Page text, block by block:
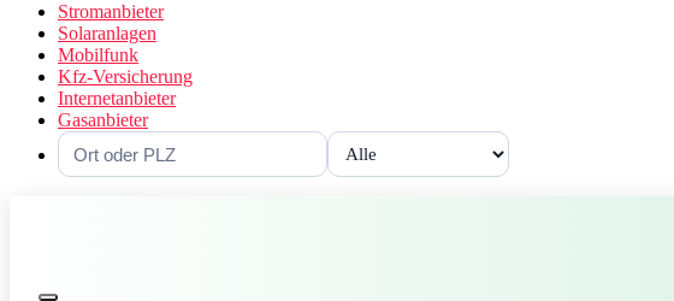
Stromanbieter
Solaranlagen
Mobilfunk
Kfz-Versicherung
Internetanbieter
Gasanbieter